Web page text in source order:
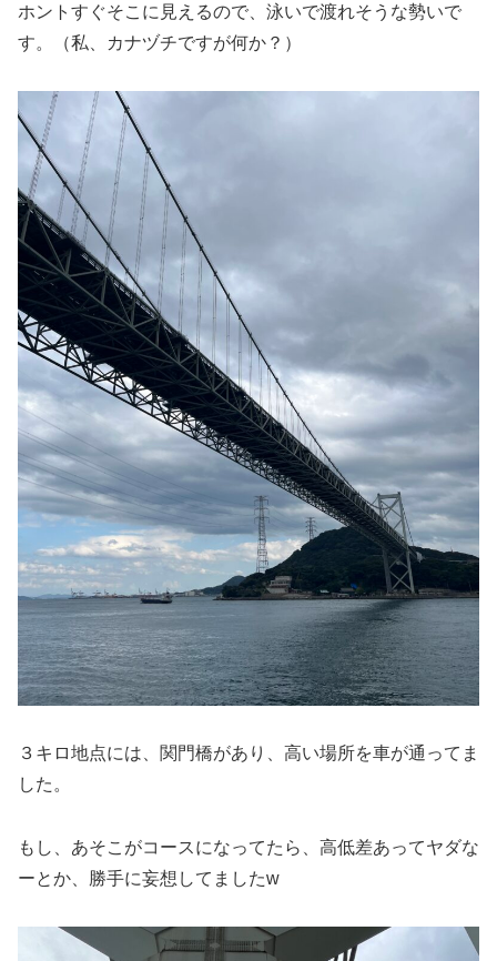
ホントすぐそこに見えるので、泳いで渡れそうな勢いで
す。（私、カナヅチですが何か？）
３キロ地点には、関門橋があり、高い場所を車が通ってま
した。
もし、あそこがコースになってたら、高低差あってヤダな
ーとか、勝手に妄想してましたw